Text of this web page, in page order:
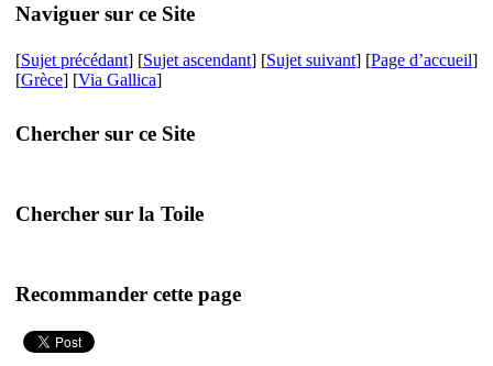
Naviguer sur ce Site
[Sujet précédant] [Sujet ascendant] [Sujet suivant] [Page d’accueil]
[Grèce] [Via Gallica]
Chercher sur ce Site
Chercher sur la Toile
Recommander cette page